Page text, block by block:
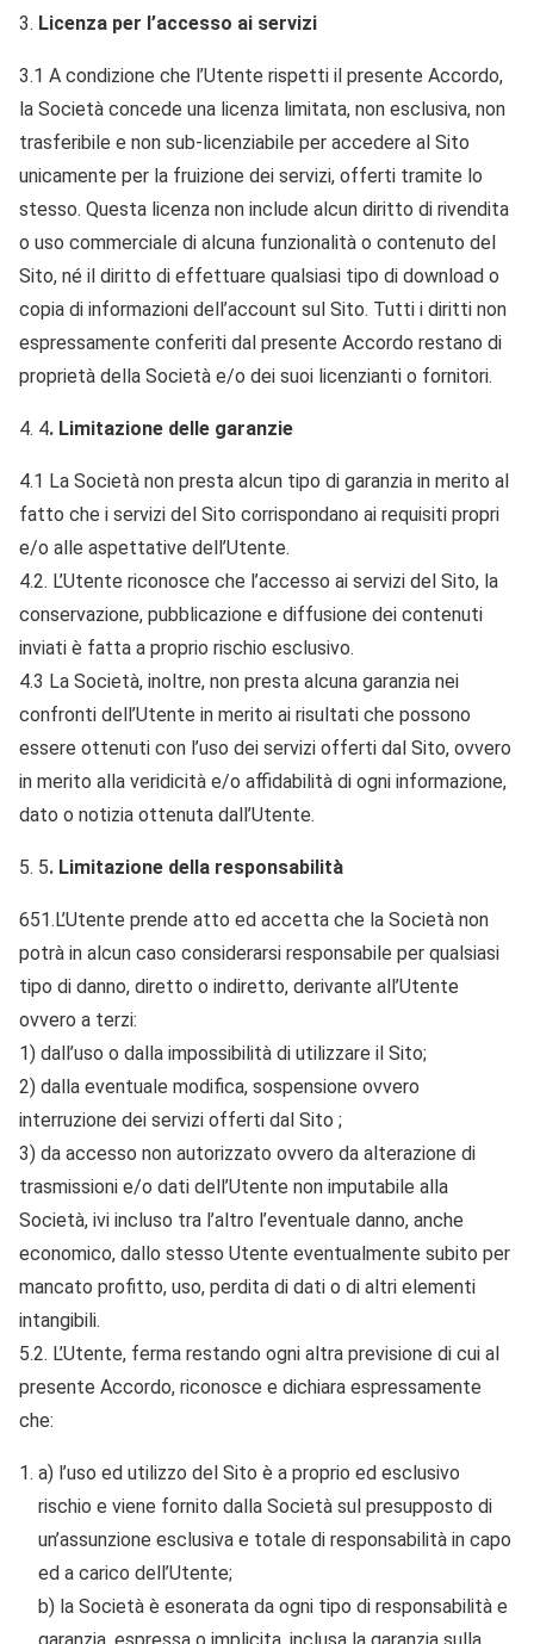
Licenza per l’accesso ai servizi
3.1 A condizione che l’Utente rispetti il presente Accordo,
la Società concede una licenza limitata, non esclusiva, non
trasferibile e non sub-licenziabile per accedere al Sito
unicamente per la fruizione dei servizi, offerti tramite lo
stesso. Questa licenza non include alcun diritto di rivendita
o uso commerciale di alcuna funzionalità o contenuto del
Sito, né il diritto di effettuare qualsiasi tipo di download o
copia di informazioni dell’account sul Sito. Tutti i diritti non
espressamente conferiti dal presente Accordo restano di
proprietà della Società e/o dei suoi licenzianti o fornitori.
4. Limitazione delle garanzie
4.1 La Società non presta alcun tipo di garanzia in merito al
fatto che i servizi del Sito corrispondano ai requisiti propri
e/o alle aspettative dell’Utente.
4.2. L’Utente riconosce che l’accesso ai servizi del Sito, la
conservazione, pubblicazione e diffusione dei contenuti
inviati è fatta a proprio rischio esclusivo.
4.3 La Società, inoltre, non presta alcuna garanzia nei
confronti dell’Utente in merito ai risultati che possono
essere ottenuti con l’uso dei servizi offerti dal Sito, ovvero
in merito alla veridicità e/o affidabilità di ogni informazione,
dato o notizia ottenuta dall’Utente.
5. Limitazione della responsabilità
651.L’Utente prende atto ed accetta che la Società non
potrà in alcun caso considerarsi responsabile per qualsiasi
tipo di danno, diretto o indiretto, derivante all’Utente
ovvero a terzi:
1) dall’uso o dalla impossibilità di utilizzare il Sito;
2) dalla eventuale modifica, sospensione ovvero
interruzione dei servizi offerti dal Sito ;
3) da accesso non autorizzato ovvero da alterazione di
trasmissioni e/o dati dell’Utente non imputabile alla
Società, ivi incluso tra l’altro l’eventuale danno, anche
economico, dallo stesso Utente eventualmente subito per
mancato profitto, uso, perdita di dati o di altri elementi
intangibili.
5.2. L’Utente, ferma restando ogni altra previsione di cui al
presente Accordo, riconosce e dichiara espressamente
che:
a) l’uso ed utilizzo del Sito è a proprio ed esclusivo
rischio e viene fornito dalla Società sul presupposto di
un’assunzione esclusiva e totale di responsabilità in capo
ed a carico dell’Utente;
b) la Società è esonerata da ogni tipo di responsabilità e